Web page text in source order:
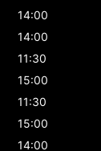
14:00
14:00
11:30
15:00
11:30
15:00
14:00